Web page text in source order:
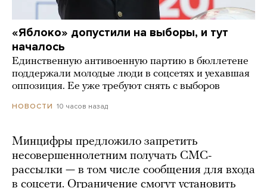
«Яблоко» допустили на выборы, и тут
началось
Единственную антивоенную партию в бюллетене
поддержали молодые люди в соцсетях и уехавшая
оппозиция. Ее уже требуют снять с выборов
НОВОСТИ 10 часов назад
Минцифры предложило запретить
несовершеннолетним получать СМС-
рассылки — в том числе сообщения для входа
в соцсети. Ограничение смогут установить